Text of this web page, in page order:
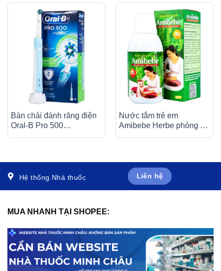
Bàn chải đánh răng điện
Oral-B Pro 500
Nước tắm trẻ em
Amibebe Herbe phòng và
Hệ thống Nhà thuốc Liên hệ
MUA NHANH TẠI SHOPEE: